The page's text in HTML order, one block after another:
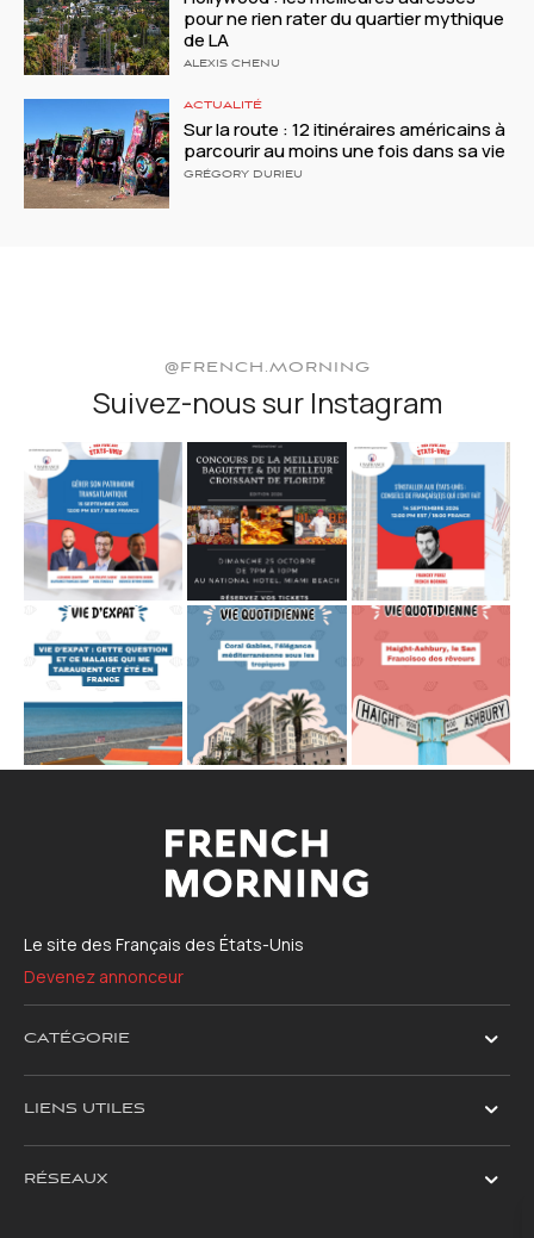
pour ne rien rater du quartier mythique
de LA
ALEXIS CHENU
ACTUALITÉ
Sur la route : 12 itinéraires américains à
parcourir au moins une fois dans sa vie
GRÉGORY DURIEU
@FRENCH.MORNING
Suivez-nous sur Instagram
Le site des Français des États-Unis
Devenez annonceur
CATÉGORIE
LIENS UTILES
RÉSEAUX